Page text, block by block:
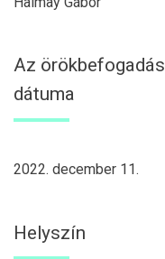
Az örökbefogadás
dátuma
2022. december 11.
Helyszín